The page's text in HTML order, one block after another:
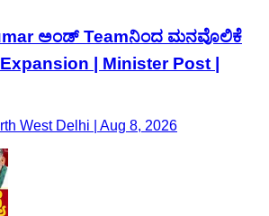
ಅಂಡ್​ Teamನಿಂದ ಮನವೊಲಿಕೆ
| Minister Post |
West Delhi | Aug 8, 2026